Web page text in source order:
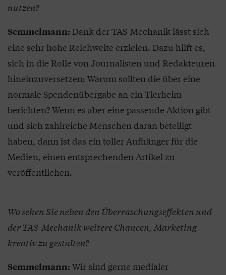
nutzen?
Semmelmann: Dank der TAS-Mechanik lässt sich
eine sehr hohe Reichweite erzielen. Dazu hilft es,
sich in die Rolle von Journalisten und Redakteuren
hineinzuversetzen: Warum sollten die über eine
normale Spendenübergabe an ein Tierheim
berichten? Wenn es aber eine passende Aktion gibt
und sich zahlreiche Menschen daran beteiligt
haben, dann ist das ein toller Aufhänger für die
Medien, einen entsprechenden Artikel zu
veröffentlichen.
Wo sehen Sie neben den Überraschungseffekten und
der TAS-Mechanik weitere Chancen, Marketing
kreativ zu gestalten?
Semmelmann: Wir sind gerne medialer